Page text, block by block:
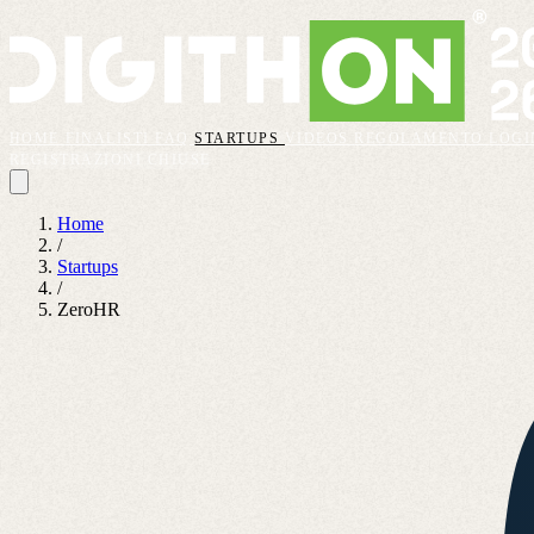
FAQSTARTUPS VIDEOS REGOLAMENTO
Home
/
Startups
/
ZeroHR